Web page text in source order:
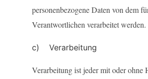
personenbezogene Daten von dem
Verantwortlichen verarbeitet werden.
c) Verarbeitung
Verarbeitung ist jeder mit oder ohne